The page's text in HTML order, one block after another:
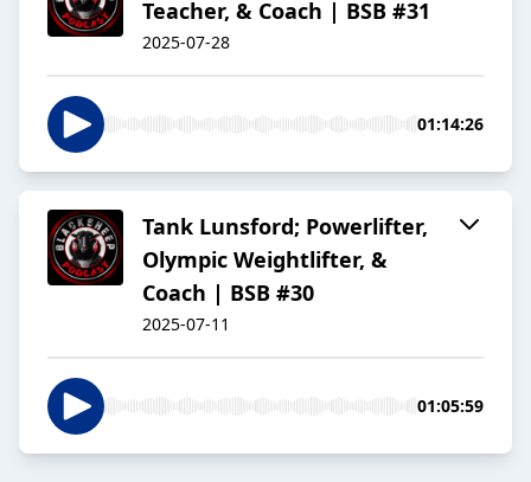
Teacher, & Coach | BSB #31
2025-07-28
01:14:26
Tank Lunsford; Powerlifter,
Olympic Weightlifter, &
Coach | BSB #30
2025-07-11
01:05:59